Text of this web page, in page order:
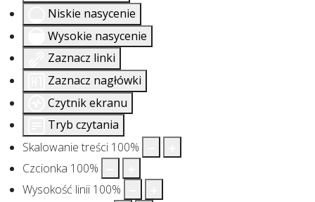
Niskie nasycenie
Wysokie nasycenie
Zaznacz linki
Zaznacz nagłówki
Czytnik ekranu
Tryb czytania
Skalowanie treści 100%
Czcionka 100%
Wysokość linii 100%